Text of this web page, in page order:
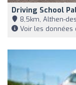
Driving School
8,5km, Althen-
Voir les données